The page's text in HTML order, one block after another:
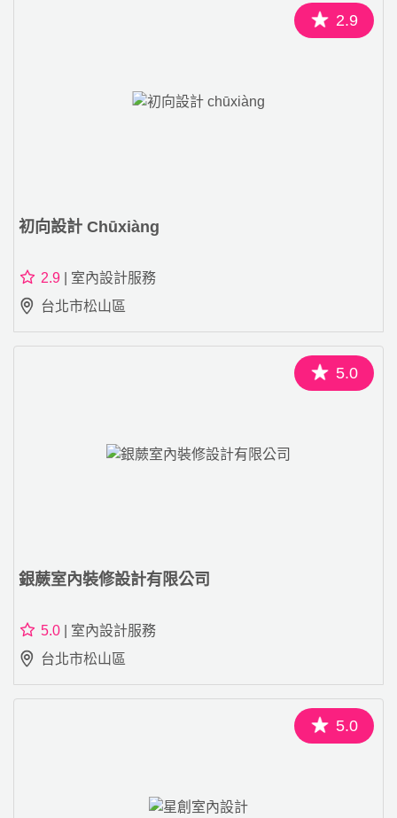
2.9
初向設計 Chūxiàng
2.9 | 室內設計服務
台北市松山區
5.0
銀蕨室內裝修設計有限公司
5.0 | 室內設計服務
台北市松山區
5.0